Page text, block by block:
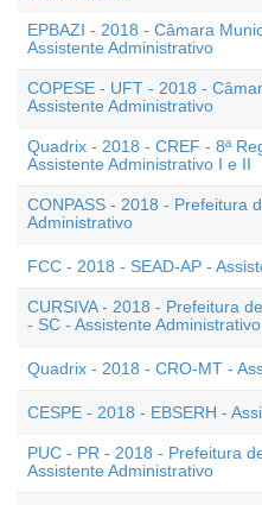
EPBAZI - 2018 - Câmara
Assistente Administrativo
COPESE - UFT - 2018 -
Assistente Administrativo
Quadrix - 2018 - CREF - 8ª
Assistente Administrativo I e II
CONPASS - 2018 - Prefeitura
Administrativo
FCC - 2018 - SEAD-AP -
CURSIVA - 2018 - Prefeitura
- SC - Assistente Administrativo
Quadrix - 2018 - CRO-MT -
CESPE - 2018 - EBSERH -
PUC - PR - 2018 - Prefeitura
Assistente Administrativo